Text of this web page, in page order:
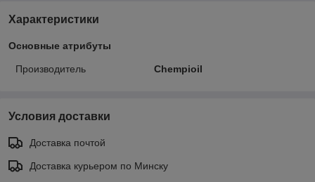
Характеристики
Основные атрибуты
Производитель Chempioil
Условия доставки
Доставка почтой
Доставка курьером по Минску